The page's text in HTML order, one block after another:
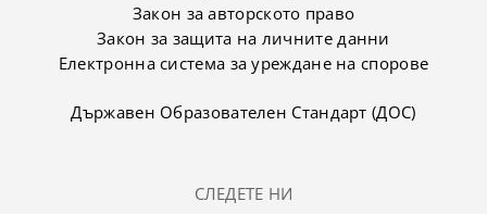
Закон за авторското право
Закон за защита на личните данни
Електронна система за уреждане на спорове
Държавен Образователен Стандарт (ДОС)
СЛЕДЕТЕ НИ